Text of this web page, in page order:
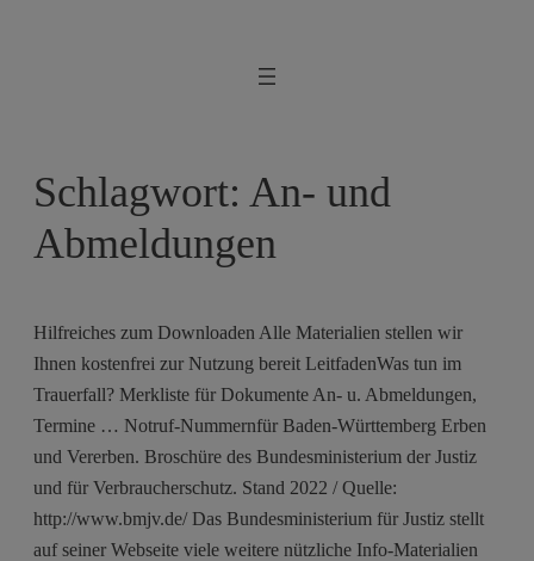
Schlagwort: An- und
Abmeldungen
Hilfreiches zum Downloaden Alle Materialien stellen wir
Ihnen kostenfrei zur Nutzung bereit LeitfadenWas tun im
Trauerfall? Merkliste für Dokumente An- u. Abmeldungen,
Termine … Notruf-Nummernfür Baden-Württemberg Erben
und Vererben. Broschüre des Bundesministerium der Justiz
und für Verbraucherschutz. Stand 2022 / Quelle:
http://www.bmjv.de/ Das Bundesministerium für Justiz stellt
auf seiner Webseite viele weitere nützliche Info-Materialien